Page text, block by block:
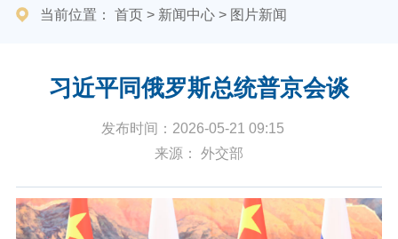
办事服务 民间友好 港澳事务 互动交流
当前位置： 首页> 新闻中心> 图片新闻
习近平同俄罗斯总统普京会谈
发布时间：2026-05-21 09:15
来源： 外交部